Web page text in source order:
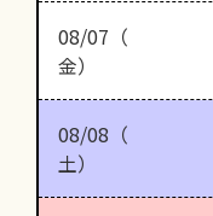
08/07（
金）
08/08（
土）